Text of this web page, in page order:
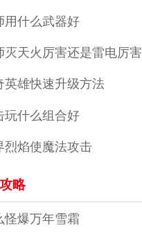
用什么武器好
灭天火厉害还是雷电厉害
英雄快速升级方法
玩什么组合好
烈焰使魔法攻击
略
怪爆万年雪霜